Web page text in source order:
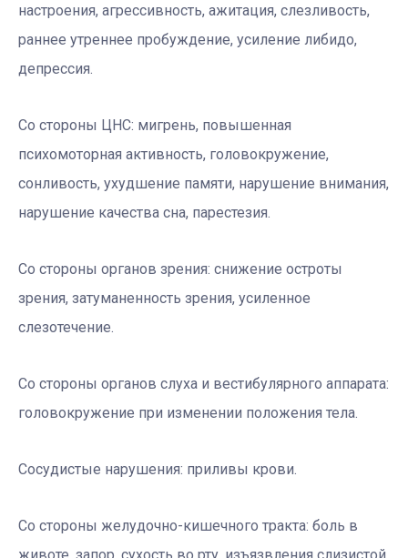
настроения, агрессивность, ажитация, слезливость,
раннее утреннее пробуждение, усиление либидо,
депрессия.
Со стороны ЦНС: мигрень, повышенная
психомоторная активность, головокружение,
сонливость, ухудшение памяти, нарушение внимания,
нарушение качества сна, парестезия.
Со стороны органов зрения: снижение остроты
зрения, затуманенность зрения, усиленное
слезотечение.
Со стороны органов слуха и вестибулярного аппарата:
головокружение при изменении положения тела.
Сосудистые нарушения: приливы крови.
Со стороны желудочно-кишечного тракта: боль в